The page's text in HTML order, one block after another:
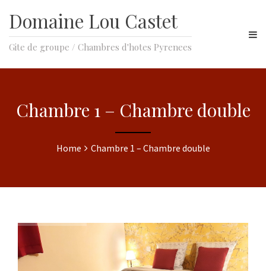
Domaine Lou Castet
Gite de groupe / Chambres d'hotes Pyrenees
Chambre 1 – Chambre double
Home Chambre 1 – Chambre double